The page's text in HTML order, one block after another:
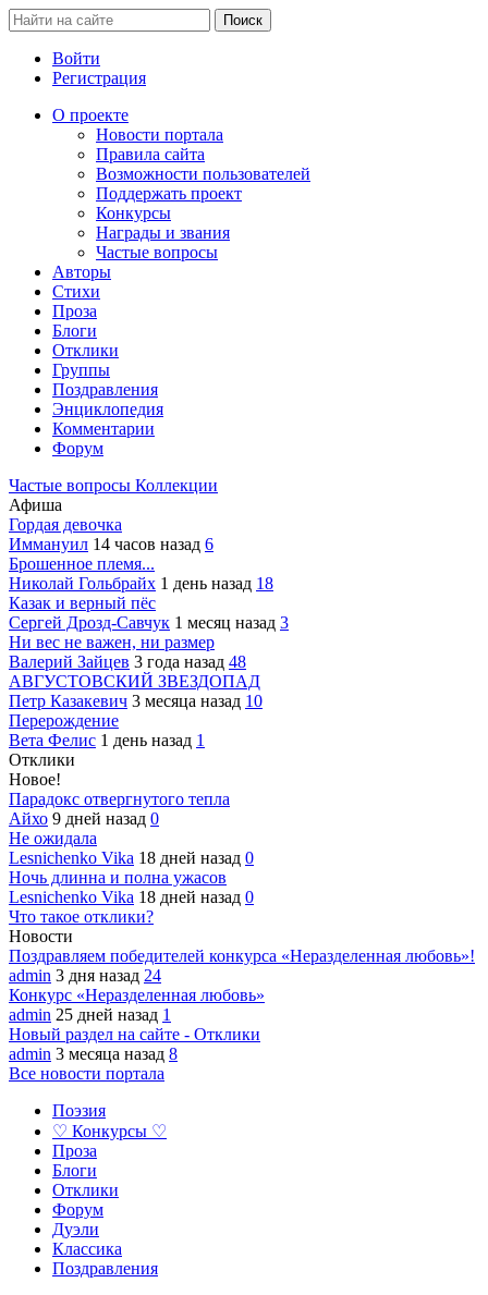
Войти
Регистрация
О проекте
Новости портала
Правила сайта
Возможности пользователей
Поддержать проект
Конкурсы
Награды и звания
Частые вопросы
Авторы
Стихи
Проза
Блоги
Отклики
Группы
Поздравления
Энциклопедия
Комментарии
Форум
Частые вопросы Коллекции
Афиша
Гордая девочка
Иммануил 14 часов назад 6
Брошенное племя...
Николай Гольбрайх 1 день назад 18
Казак и верный пёс
Сергей Дрозд-Савчук 1 месяц назад 3
Ни вес не важен, ни размер
Валерий Зайцев 3 года назад 48
АВГУСТОВСКИЙ ЗВЕЗДОПАД
Петр Казакевич 3 месяца назад 10
Перерождение
Вета Фелис 1 день назад 1
Отклики
Новое!
Парадокс отвергнутого тепла
Айхо 9 дней назад 0
Не ожидала
Lesnichenko Vika 18 дней назад 0
Ночь длинна и полна ужасов
Lesnichenko Vika 18 дней назад 0
Что такое отклики?
Новости
Поздравляем победителей конкурса «Неразделенная любовь»!
admin 3 дня назад 24
Конкурс «Неразделенная любовь»
admin 25 дней назад 1
Новый раздел на сайте - Отклики
admin 3 месяца назад 8
Все новости портала
Поэзия
♡ Конкурсы ♡
Проза
Блоги
Отклики
Форум
Дуэли
Классика
Поздравления